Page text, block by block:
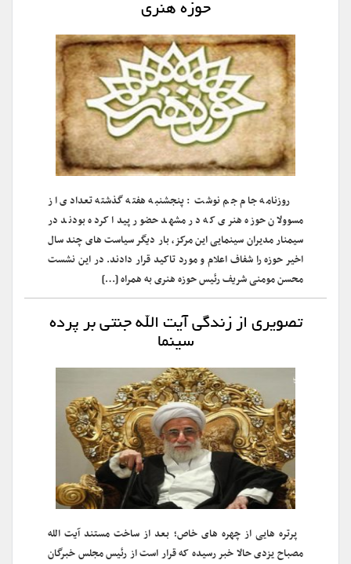
حوزه هنری
روزنامه جام جم نوشت : پنجشنبه هفته گذشته تعدادی از
مسوولان حوزه هنری که در مشهد حضور پیدا کرده بودند در
سیمنار مدیران سینمایی این مرکز، بار دیگر سیاست های چند سال
اخیر حوزه را شفاف اعلام و مورد تاکید قرار دادند. در این نشست
محسن مومنی شریف رئیس حوزه هنری به همراه […]
تصویری از زندگی آیت ‌الله جنتی بر پرده
سینما
پرتره‌ هایی از چهره‌ های خاص؛ بعد از ساخت مستند آیت‌ الله
مصباح ‌یزدی حالا خبر رسیده که قرار است از رئیس مجلس خبرگان